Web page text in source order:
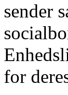
sender
for